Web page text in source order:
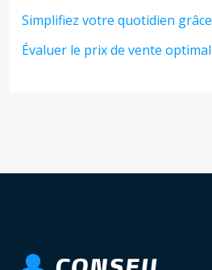
Simplifiez votre quotidien
Évaluer le prix de vente